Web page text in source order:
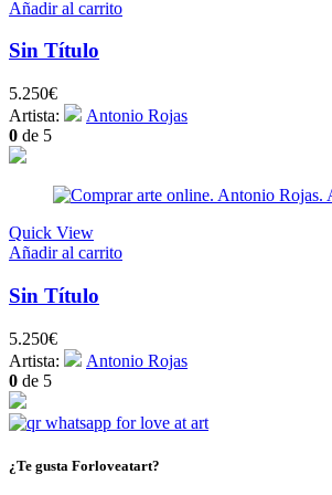
Añadir al carrito
Sin Título
5.250€
Artista:
Antonio Rojas
0 de 5
Quick View
Añadir al carrito
Sin Título
5.250€
Artista:
Antonio Rojas
0 de 5
¿Te gusta Forloveatart?